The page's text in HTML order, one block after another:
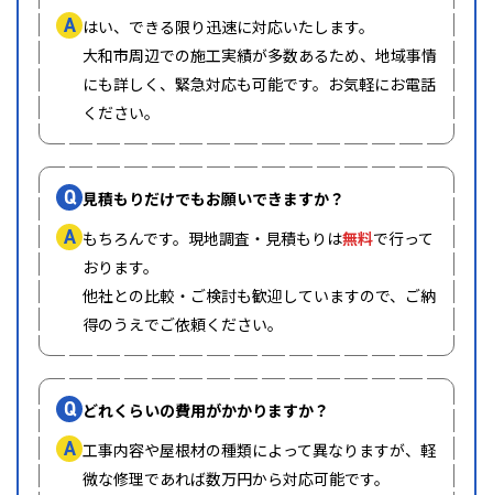
A はい、できる限り迅速に対応いたします。
大和市周辺での施工実績が多数あるため、地域事情
にも詳しく、緊急対応も可能です。お気軽にお電話
ください。
Q 見積もりだけでもお願いできますか？
A もちろんです。現地調査・見積もりは無料で行って
おります。
他社との比較・ご検討も歓迎していますので、ご納
得のうえでご依頼ください。
Q どれくらいの費用がかかりますか？
A 工事内容や屋根材の種類によって異なりますが、軽
微な修理であれば数万円から対応可能です。